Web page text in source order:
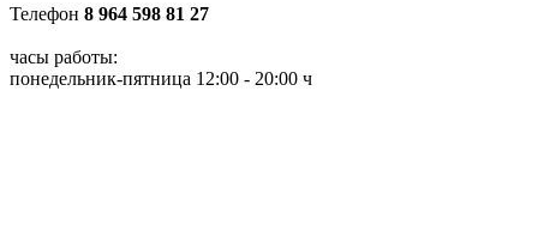
Телефон 8 964 598 81 27
часы работы:
понедельник-пятница 12:00 - 20:00 ч